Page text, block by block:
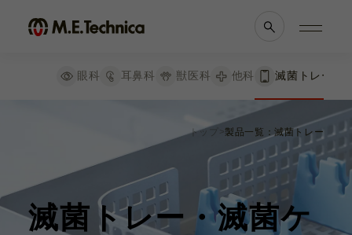
獣医科
他科
滅菌トレー
理念・メッセージ
会社概要
医療機関等との
関係の透明性に
関する指針
眼科 耳鼻科 獣医科 他科 滅菌トレー
トップ 製品一覧：滅菌トレー
滅菌トレー・滅菌ケ
絞り込み リセット
鋼製小物用トレー
シリコンマット付 ２段
シリコンマットなし
シリコンバー付
シリコンバー